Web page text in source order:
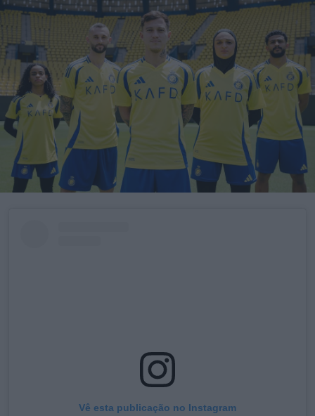
Vê esta publicação no Instagram